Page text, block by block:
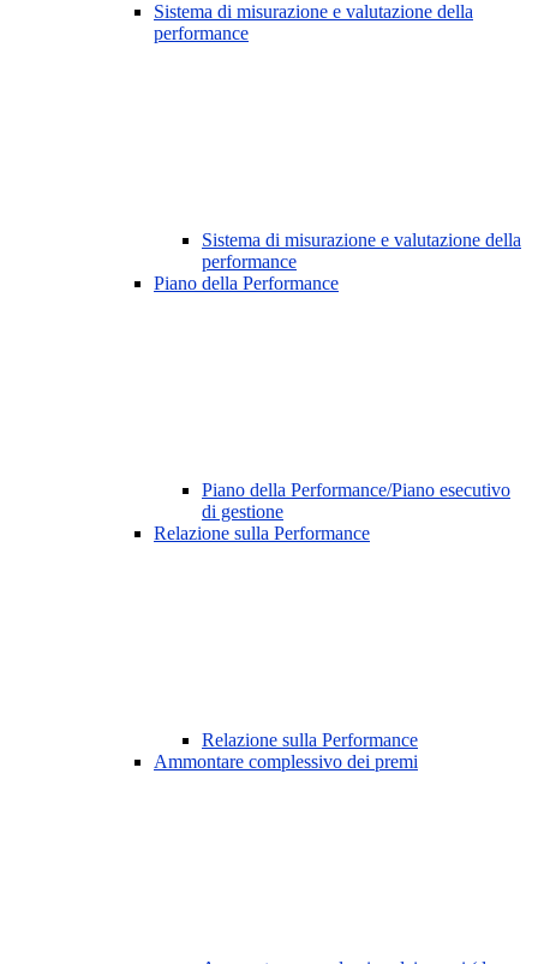
Sistema di misurazione e valutazione della
performance
Sistema di misurazione e valutazione della
performance
Piano della Performance
Piano della Performance/Piano esecutivo
di gestione
Relazione sulla Performance
Relazione sulla Performance
Ammontare complessivo dei premi